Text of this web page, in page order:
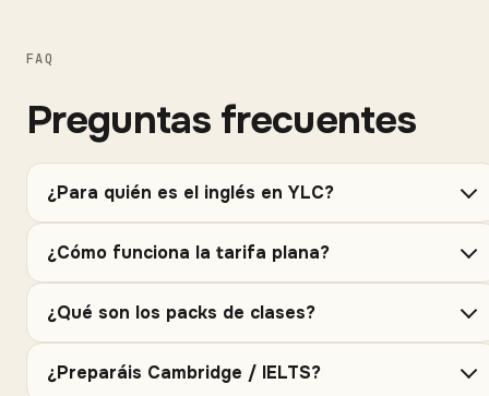
FAQ
Preguntas frecuentes
¿Para quién es el inglés en YLC?
¿Cómo funciona la tarifa plana?
¿Qué son los packs de clases?
¿Preparáis Cambridge / IELTS?